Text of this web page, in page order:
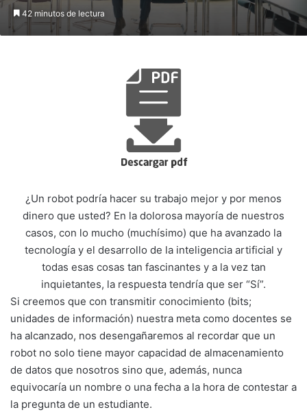
42 minutos de lectura
¿Un robot podría hacer su trabajo mejor y por menos
dinero que usted? En la dolorosa mayoría de nuestros
casos, con lo mucho (muchísimo) que ha avanzado la
tecnología y el desarrollo de la inteligencia artificial y
todas esas cosas tan fascinantes y a la vez tan
inquietantes, la respuesta tendría que ser “Sí”.
Si creemos que con transmitir conocimiento (bits;
unidades de información) nuestra meta como docentes se
ha alcanzado, nos desengañaremos al recordar que un
robot no solo tiene mayor capacidad de almacenamiento
de datos que nosotros sino que, además, nunca
equivocaría un nombre o una fecha a la hora de contestar a
la pregunta de un estudiante.